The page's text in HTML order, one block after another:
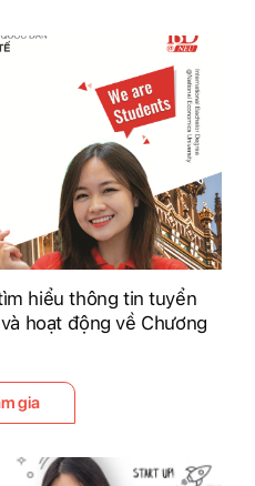
hiểu thông tin tuyển
hoạt động về Chương
gia